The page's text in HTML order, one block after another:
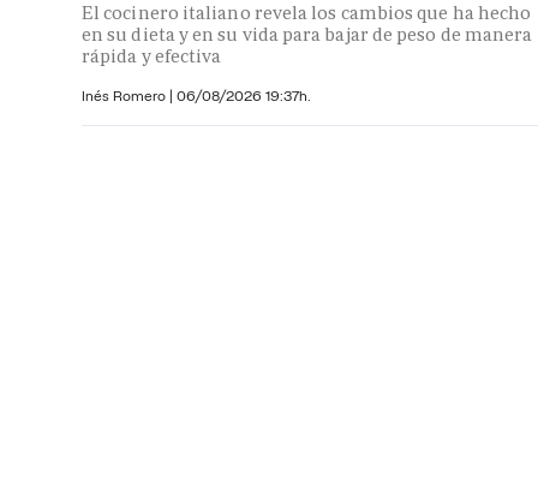
El cocinero italiano revela los cambios que ha hecho
en su dieta y en su vida para bajar de peso de manera
rápida y efectiva
Inés Romero | 06/08/2026 19:37h.